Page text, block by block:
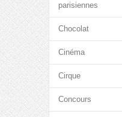
parisiennes
Chocolat
Cinéma
Cirque
Concours